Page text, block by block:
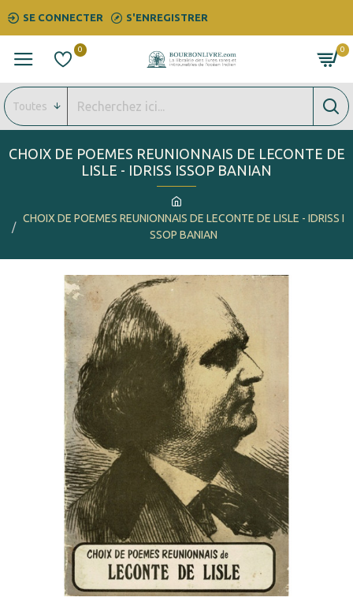
SE CONNECTER S'ENREGISTRER
0 0
Toutes
CHOIX DE POEMES REUNIONNAIS DE LECONTE DE LISLE - IDRISS I
SSOP BANIAN
CHOIX DE POEMES REUNIONNAIS DE LECONTE DE
LISLE - IDRISS ISSOP BANIAN